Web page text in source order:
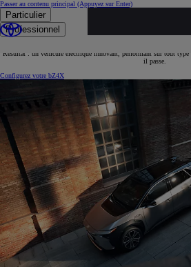
Passer au contenu principal (Appuyez sur Enter)
Particulier
ProfessionnelUn style et une
Résultat : un véhicule électrique innovant, performant sur tout
il passe.
Configurez votre bZ4X